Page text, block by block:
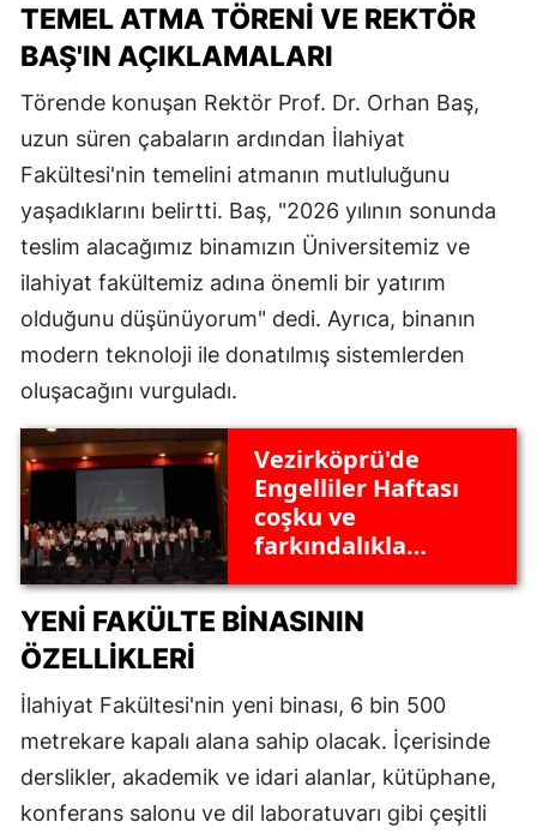
TEMEL ATMA TÖRENI VE REKTÖR
BAŞ'IN AÇIKLAMALARI
Törende konuşan Rektör Prof. Dr. Orhan Baş,
uzun süren çabaların ardından İlahiyat
Fakültesi'nin temelini atmanın mutluluğunu
yaşadıklarını belirtti. Baş, "2026 yılının sonunda
teslim alacağımız binamızın Üniversitemiz ve
ilahiyat fakültemiz adına önemli bir yatırım
olduğunu düşünüyorum" dedi. Ayrıca, binanın
modern teknoloji ile donatılmış sistemlerden
oluşacağını vurguladı.
Vezirköprü'de
Engelliler Haftası
coşku ve
farkındalıkla
YENI FAKÜLTE BINASININ
ÖZELLIKLERI
İlahiyat Fakültesi'nin yeni binası, 6 bin 500
metrekare kapalı alana sahip olacak. İçerisinde
derslikler, akademik ve idari alanlar, kütüphane,
konferans salonu ve dil laboratuvarı gibi çeşitli